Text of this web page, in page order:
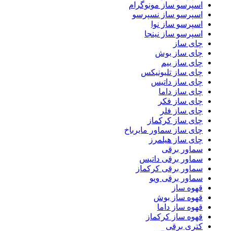
اسپرسو ساز مونوگرام
اسپرسو ساز نسپرسو
اسپرسو ساز نوا
اسپرسو ساز نینجا
چای ساز
چای ساز بوش
چای ساز بیم
چای ساز تلیونیکس
چای ساز داتیس
چای ساز داما
چای ساز فکر
چای ساز فلر
چای ساز کرکماز
چای ساز سماور مایرباخ
چای ساز هیلمرز
سماور برقی
سماور برقی داتیس
سماور برقی کرکماز
سماور برقی ویو
قهوه ساز
قهوه ساز بوش
قهوه ساز داما
قهوه ساز کرکماز
کتری برقی